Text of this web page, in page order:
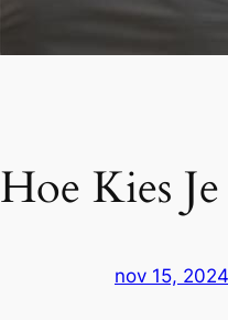
Hoe Kies
nov 15, 2024